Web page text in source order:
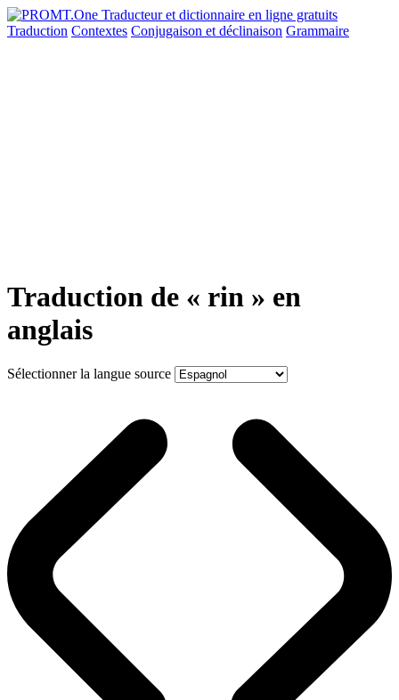
Traduction Contextes Conjugaison et déclinaison Grammaire
Traduction de « rin » en
anglais
Sélectionner la langue source